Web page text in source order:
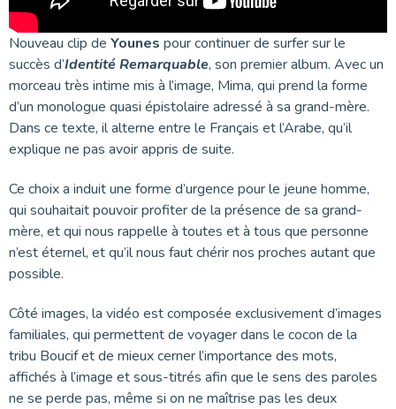
Nouveau clip de Younes pour continuer de surfer sur le
succès d’Identité Remarquable, son premier album. Avec un
morceau très intime mis à l’image, Mima, qui prend la forme
d’un monologue quasi épistolaire adressé à sa grand-mère.
Dans ce texte, il alterne entre le Français et l’Arabe, qu’il
explique ne pas avoir appris de suite.
Ce choix a induit une forme d’urgence pour le jeune homme,
qui souhaitait pouvoir profiter de la présence de sa grand-
mère, et qui nous rappelle à toutes et à tous que personne
n’est éternel, et qu’il nous faut chérir nos proches autant que
possible.
Côté images, la vidéo est composée exclusivement d’images
familiales, qui permettent de voyager dans le cocon de la
tribu Boucif et de mieux cerner l’importance des mots,
affichés à l’image et sous-titrés afin que le sens des paroles
ne se perde pas, même si on ne maîtrise pas les deux